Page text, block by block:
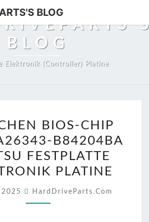
BLOG
BLOG
Elektronik (Controller) Platine
BIOS-
CHIP
DER
CA26343-
FUJITSU
BIOS-CHIP
B84204BA
FESTPLATTE
PLATINE
HardDriveParts.com